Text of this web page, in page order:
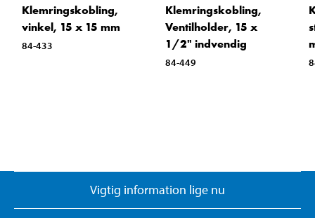
Klemringskobling,
vinkel, 15 x 15 mm
84-433
Klemringskobling,
Ventilholder, 15 x
1/2" indvendig
84-449
Vigtig information lige nu